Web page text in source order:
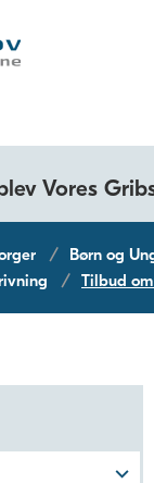
Vores
Børn og
Tilbud